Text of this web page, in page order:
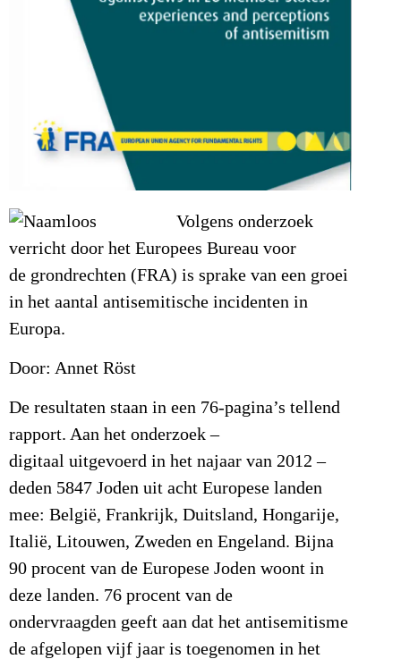
Volgens onderzoek
verricht door het Europees Bureau voor
de grondrechten (FRA) is sprake van een groei
in het aantal antisemitische incidenten in
Europa.
Door: Annet Röst
De resultaten staan in een 76-pagina’s tellend
rapport. Aan het onderzoek –
digitaal uitgevoerd in het najaar van 2012 –
deden 5847 Joden uit acht Europese landen
mee: België, Frankrijk, Duitsland, Hongarije,
Italië, Litouwen, Zweden en Engeland. Bijna
90 procent van de Europese Joden woont in
deze landen. 76 procent van de
ondervraagden geeft aan dat het antisemitisme
de afgelopen vijf jaar is toegenomen in het